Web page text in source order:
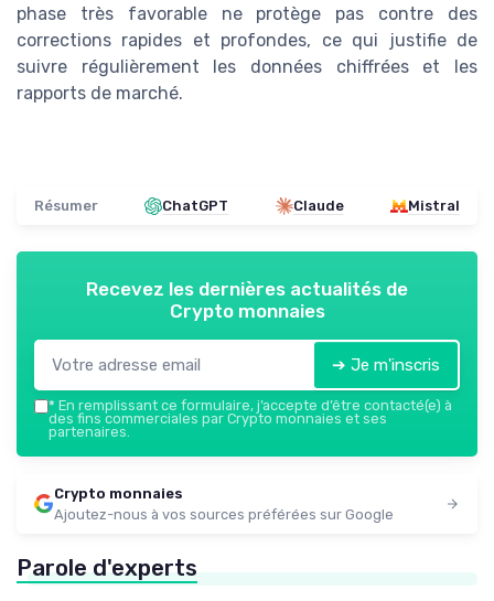
phase très favorable ne protège pas contre des
corrections rapides et profondes, ce qui justifie de
suivre régulièrement les données chiffrées et les
rapports de marché.
Résumer ChatGPT Claude Mistral
Recevez les dernières actualités de
Crypto monnaies
➔ Je m'inscris
* En remplissant ce formulaire, j’accepte d’être contacté(e) à
des fins commerciales par Crypto monnaies et ses
partenaires.
Crypto monnaies
Ajoutez-nous à vos sources préférées sur Google
Parole d'experts